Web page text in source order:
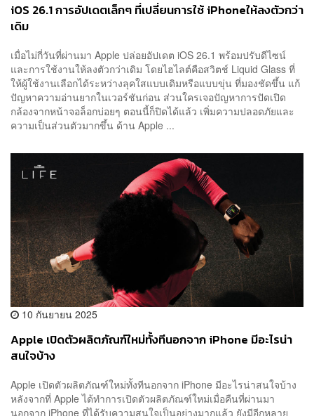
iOS 26.1 การอัปเดตเล็กๆ ที่เปลี่ยนการใช้ iPhoneให้ลงตัวกว่า
เดิม
เมื่อไม่กี่วันที่ผ่านมา Apple ปล่อยอัปเดต iOS 26.1 พร้อมปรับดีไซน์
และการใช้งานให้ลงตัวกว่าเดิม โดยไฮไลต์คือสวิตช์ Liquid Glass ที่
ให้ผู้ใช้งานเลือกได้ระหว่างลุคใสแบบเดิมหรือแบบขุ่น ที่มองชัดขึ้น แก้
ปัญหาความอ่านยากในเวอร์ชันก่อน ส่วนใครเจอปัญหาการปัดเปิด
กล้องจากหน้าจอล็อกบ่อยๆ ตอนนี้ก็ปิดได้แล้ว เพิ่มความปลอดภัยและ
ความเป็นส่วนตัวมากขึ้น ด้าน Apple ...
10 กันยายน 2025
Apple เปิดตัวผลิตภัณฑ์ใหม่ทั้งทีนอกจาก iPhone มีอะไรน่า
สนใจบ้าง
Apple เปิดตัวผลิตภัณฑ์ใหม่ทั้งทีนอกจาก iPhone มีอะไรน่าสนใจบ้าง
หลังจากที่ Apple ได้ทำการเปิดตัวผลิตภัณฑ์ใหม่เมื่อคืนที่ผ่านมา
นอกจาก iPhone ที่ได้รับความสนใจเป็นอย่างมากแล้ว ยังมีอีกหลาย